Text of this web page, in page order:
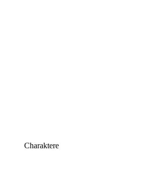
Charaktere